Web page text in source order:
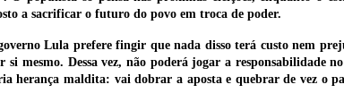
a sacrificar o futuro do povo em troca de poder.
Lula prefere fingir que nada disso terá custo nem
mesmo. Dessa vez, não poderá jogar a responsabilidade
herança maldita: vai dobrar a aposta e quebrar de vez o